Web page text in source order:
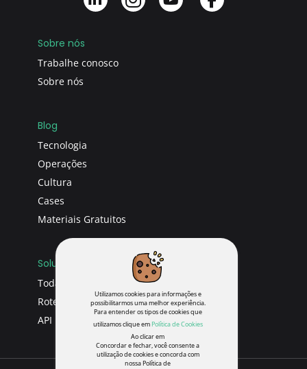
Sobre nós
Trabalhe conosco
Sobre nós
Blog
Tecnologia
Operações
Cultura
Cases
Materiais Gratuitos
Soluções
Todas soluções
Roteirizador
API
Utilizamos cookies para informações e
possibilitarmos uma melhor experiência.
Para entender os tipos de cookies que
utilizamos clique emPolítica de Cookies
Ao clicar em
Concordar e fechar, você consente a
utilização de cookies e concorda com
nossa Política de